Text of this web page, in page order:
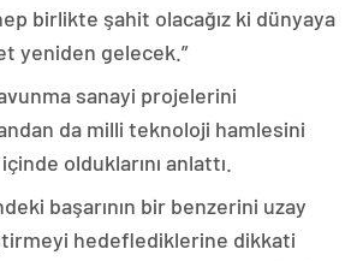
birlikte şahit olacağız ki dünyaya
yeniden gelecek.”
sanayi projelerini
da milli teknoloji hamlesini
olduklarını anlattı.
başarının bir benzerini uzay
hedeflediklerine dikkati